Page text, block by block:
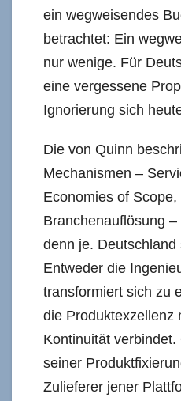
ein wegweisendes
betrachtet: Ein
nur wenige. Für
eine vergessene
Ignorierung sich
Die von Quinn
Mechanismen –
Economies of
Branchenauflösung
denn je. Deutschland
Entweder die
transformiert sich zu
die Produktexzellenz
Kontinuität
seiner
Zulieferer jener